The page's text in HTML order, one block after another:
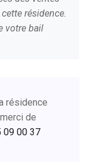
résidence.
votre bail
résidence
de
09 00 37